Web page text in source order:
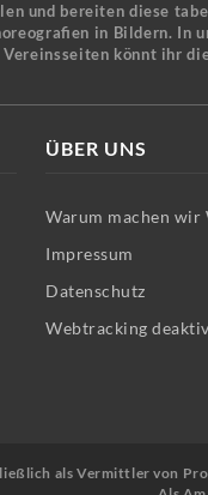
und bereiten diese
in Bildern.
Vereinsseiten könnt ihr
ÜBER UNS
Warum machen wir
Impressum
Datenschutz
Webtracking
als Vermittler von